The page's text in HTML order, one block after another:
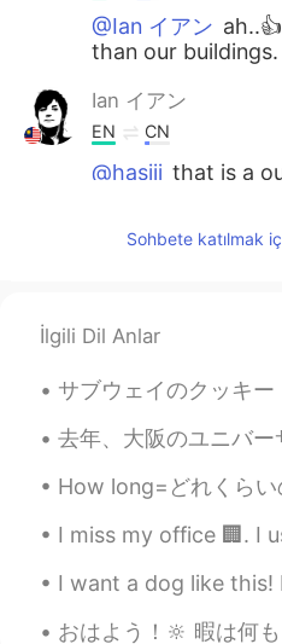
@Ian イアン
than our buildings.
Ian イアン
EN CN
@hasiii that is a
EN
EN CN
@hasiiiyes small
SI EN
Wow beautiful
Ian イアン
Sohbete katılmak
İlgili Dil Anlar
サブウェイのクッキー！🍪💕 クッキーのため、サブウェイに行きました！ 味が３つがあります。オートミー
去年、大阪のユニバーサルスタジオに行きました。🎢🎡I wore Harry
How long=どれくらいの時間 (quando tempo) How many=どれくらい
I miss my office 🏢. I used to work for the best
I want a dog like this! I saw this dog when i was in
おはよう！🔆 暇は何もしてるので、私はばかりクッキーを食べました。このクッキーのブランドは色々味があ